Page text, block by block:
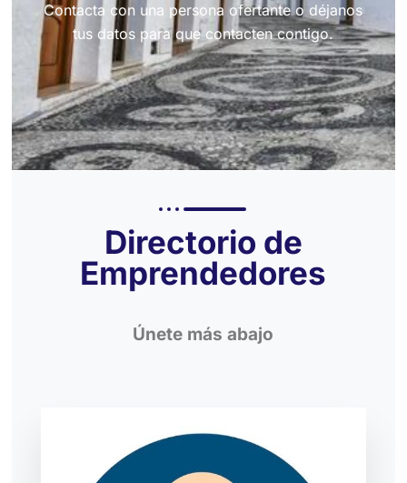
Contacta con una persona ofertante o déjanos
tus datos para que contacten contigo.
Directorio de
Emprendedores
Únete más abajo